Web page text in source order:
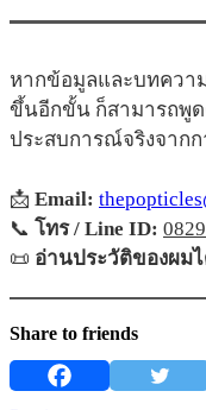
หากข้อมูลและบทควา
ขึ้นอีกขั้น ก็สามารถพูด
ประสบการณ์จริงจาก
📩 Email:
📞 โทร / Line ID:
📜 อ่านประวัติของผม
Share to friends